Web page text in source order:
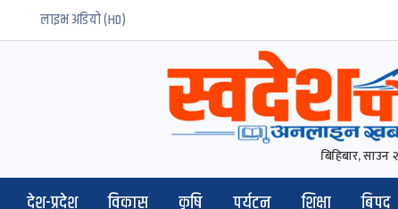
लाइभ अडियो (HD)
बिहिबार, साउन
देश-प्रदेश विकास कृषि पर्यटन शिक्षा बिपद्